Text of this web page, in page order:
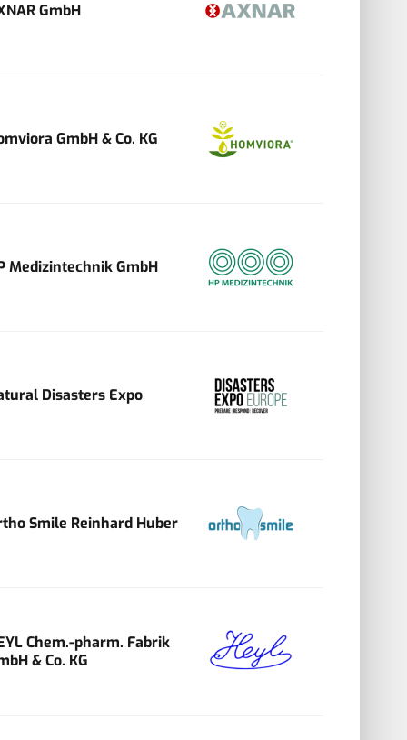
GmbH
GmbH & Co. KG
Medizintechnik GmbH
Disasters Expo
Smile Reinhard Huber
Chem.-pharm. Fabrik
& Co. KG